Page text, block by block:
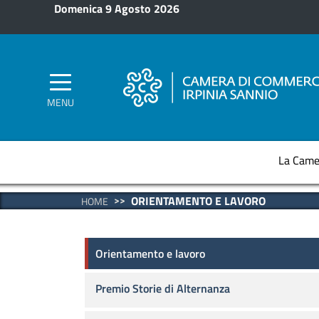
Salta al contenuto principale
Domenica 9 Agosto 2026
MENU
La
HOME ORIENTAMENTO E LAVORO
Alternanza scuola lavoro
Orientamento e lavoro
Premio Storie di Alternanza